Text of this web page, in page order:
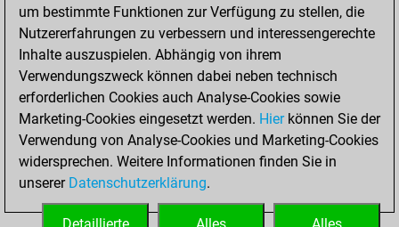
You played 1
slow games
Play
You scored +1
=0 -0 in slow games
Montag, Oktober
17, 2022
You created
your Fritz account
um bestimmte Funktionen zur Verfügung zu stellen, die
Nutzererfahrungen zu verbessern und interessengerechte
Inhalte auszuspielen. Abhängig von ihrem
Verwendungszweck können dabei neben technisch
erforderlichen Cookies auch Analyse-Cookies sowie
Marketing-Cookies eingesetzt werden. Hierkönnen Sie der
Verwendung von Analyse-Cookies und Marketing-Cookies
widersprechen. Weitere Informationen finden Sie in
unserer Datenschutzerklärung.